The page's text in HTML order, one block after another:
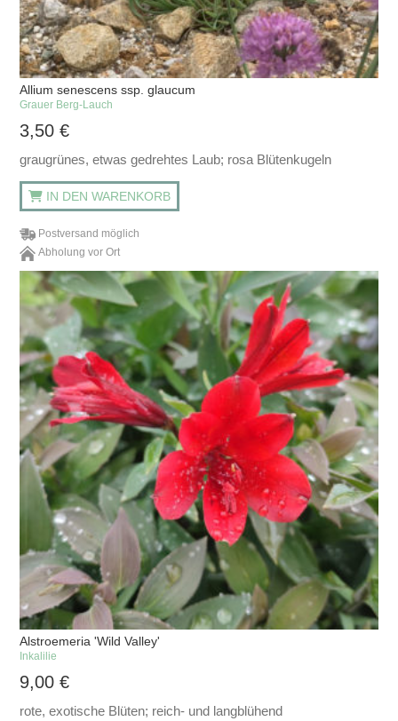
Allium senescens ssp. glaucum
Grauer Berg-Lauch
3,50€
graugrünes, etwas gedrehtes Laub; rosa Blütenkugeln
IN DEN WARENKORB
Postversand möglich
Abholung vor Ort
Alstroemeria 'Wild Valley'
Inkalilie
9,00€
rote, exotische Blüten; reich- und langblühend